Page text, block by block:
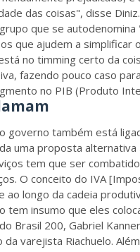
das coisas", disse Diniz.
que se
que ajudem a simplificar
no timming certo da
fazendo pouco caso
no PIB (Produto
governo também está
uma proposta alternativa
tem que ser
O conceito do IVA
longo da cadeia
tem insumo que eles
Brasil 200, Gabriel
da varejista Riachuelo.